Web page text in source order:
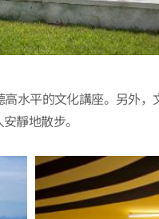
水平的文化講座。另外，
靜地散步。